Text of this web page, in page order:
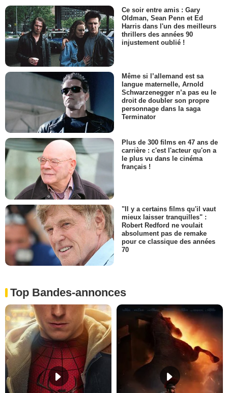
Ce soir entre amis : Gary
Oldman, Sean Penn et Ed
Harris dans l'un des meilleurs
thrillers des années 90
injustement oublié !
Même si l’allemand est sa
langue maternelle, Arnold
Schwarzenegger n’a pas eu le
droit de doubler son propre
personnage dans la saga
Terminator
Plus de 300 films en 47 ans de
carrière : c'est l'acteur qu'on a
le plus vu dans le cinéma
français !
"Il y a certains films qu'il vaut
mieux laisser tranquilles" :
Robert Redford ne voulait
absolument pas de remake
pour ce classique des années
70
Top Bandes-annonces